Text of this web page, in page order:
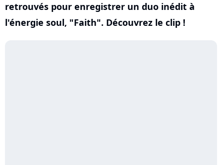
retrouvés pour enregistrer un duo inédit à
l'énergie soul, "Faith". Découvrez le clip !